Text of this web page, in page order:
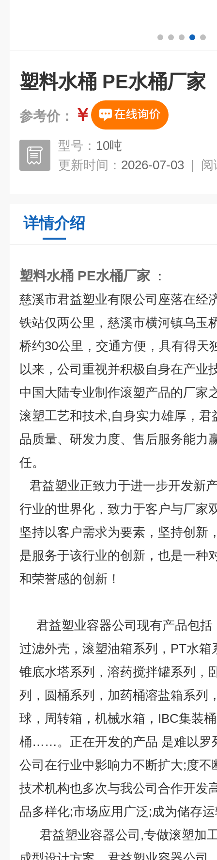
塑料水桶 PE水桶厂家
参考价： ￥
型号： 10吨
更新时间： 2026-07-03 | 阅
详情介绍
塑料水桶 PE水桶厂家 ：
慈溪市君益塑业有限公司座落在经
铁站仅两公里，慈溪市横河镇乌玉
桥约30公里，交通方便，具有得天
以来，公司重视并积极自身在产业
中国大陆专业制作滚塑产品的厂家
滚塑工艺和技术,自身实力雄厚，
品质量、研发力度、售后服务能力
任。
君益塑业正致力于进一步开发新
行业的世界化，致力于客户与厂家
坚持以客户需求为要素，坚持创新
是服务于该行业的创新，也是一种
和荣誉感的创新！
君益塑业容器公司现有产品包括
过滤外壳，滚塑油箱系列，PT水
锥底水塔系列，溶药搅拌罐系列，
列，圆桶系列，加药桶溶盐箱系列
球，周转箱，机械水箱，IBC集装
桶……。正在开发的产品 是难以
公司在行业中影响力不断扩大;度
技术机构也多次与我公司合作开发
品多样化;市场应用广泛;成为储存
君益塑业容器公司,专做滚塑加